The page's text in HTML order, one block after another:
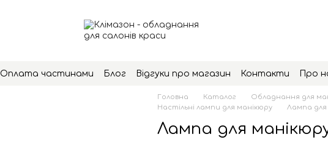
Оплата частинами Блог Відгуки про магазин Контакти Про
Головна Каталог
Обладнання для
Настільні лампи для манікюру
Лампа для
Лампа для